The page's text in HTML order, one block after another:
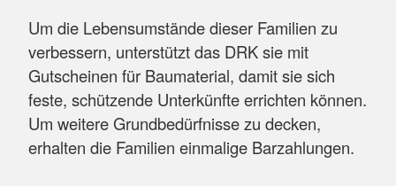
Um die Lebensumstände dieser Familien zu
verbessern, unterstützt das DRK sie mit
Gutscheinen für Baumaterial, damit sie sich
feste, schützende Unterkünfte errichten können.
Um weitere Grundbedürfnisse zu decken,
erhalten die Familien einmalige Barzahlungen.